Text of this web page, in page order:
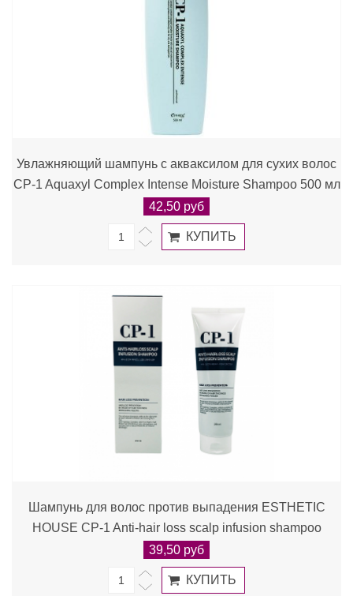
Увлажняющий шампунь с акваксилом для сухих волос
CP-1 Aquaxyl Complex Intense Moisture Shampoo 500 мл
42,50 руб
Шампунь для волос против выпадения ESTHETIC
HOUSE CP-1 Anti-hair loss scalp infusion shampoo
39,50 руб